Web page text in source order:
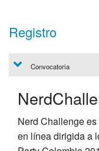
Registro
Convocatoria
Nerd Challenge
en línea dirigida a